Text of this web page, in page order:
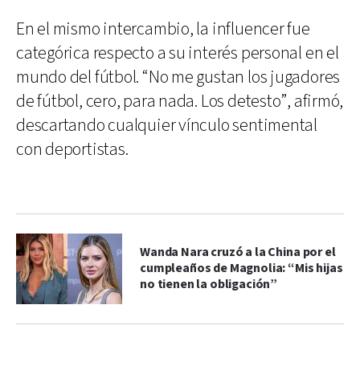
En el mismo intercambio, la influencer fue
categórica respecto a su interés personal en el
mundo del fútbol. “No me gustan los jugadores
de fútbol, cero, para nada. Los detesto”, afirmó,
descartando cualquier vínculo sentimental
con deportistas.
Wanda Nara cruzó a la China por el
cumpleaños de Magnolia: “Mis hijas
no tienen la obligación”